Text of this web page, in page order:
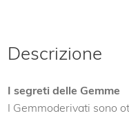
Descrizione
I segreti delle Gemme
I Gemmoderivati sono